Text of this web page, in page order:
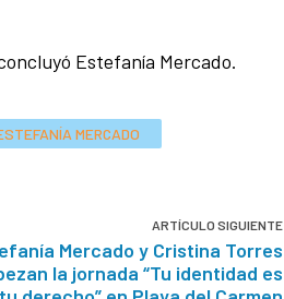
Estefanía Mercado.
MERCADO
ARTÍCULO SIGUIENTE
Mercado y Cristina Torres
la jornada “Tu identidad es